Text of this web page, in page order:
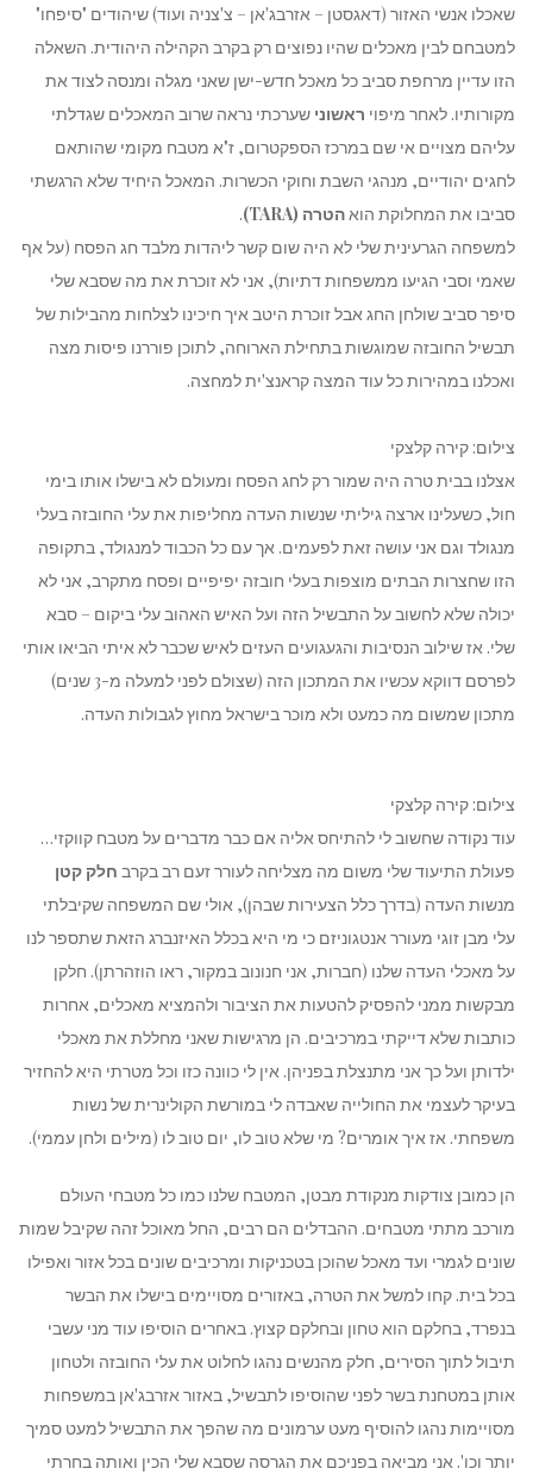
שאכלו אנשי האזור (דאגסטן – אזרבג'אן – צ'צניה ועוד) שיהודים "סיפחו"
למטבחם לבין מאכלים שהיו נפוצים רק בקרב הקהילה היהודית. השאלה
הזו עדיין מרחפת סביב כל מאכל חדש-ישן שאני מגלה ומנסה לצוד את
מקורותיו. לאחר מיפוי ראשוני שערכתי נראה שרוב המאכלים שגדלתי
עליהם מצויים אי שם במרכז הספקטרום, ז"א מטבח מקומי שהותאם
לחגים יהודיים, מנהגי השבת וחוקי הכשרות. המאכל היחיד שלא הרגשתי
סביבו את המחלוקת הואהטרה (TARA)
.
למשפחה הגרעינית שלי לא היה שום קשר ליהדות מלבד חג הפסח (על אף
שאמי וסבי הגיעו ממשפחות דתיות), אני לא זוכרת את מה שסבא שלי
סיפר סביב שולחן החג אבל זוכרת היטב איך חיכינו לצלחות מהבילות של
תבשיל החובזה שמוגשות בתחילת הארוחה, לתוכן פוררנו פיסות מצה
ואכלנו במהירות כל עוד המצה קראנצ'ית למחצה.
צילום: קירה קלצקי
אצלנו בבית טרה היה שמור רק לחג הפסח ומעולם לא בישלו אותו בימי
חול, כשעלינו ארצה גיליתי שנשות העדה מחליפות את עלי החובזה בעלי
מנגולד וגם אני עושה זאת לפעמים. אך עם כל הכבוד למנגולד, בתקופה
הזו שחצרות הבתים מוצפות בעלי חובזה יפיפיים ופסח מתקרב, אני לא
יכולה שלא לחשוב על התבשיל הזה ועל האיש האהוב עלי ביקום – סבא
שלי. אז שילוב הנסיבות והגעגועים העזים לאיש שכבר לא איתי הביאו אותי
לפרסם דווקא עכשיו את המתכון הזה (שצולם לפני למעלה מ-3 שנים)
מתכון שמשום מה כמעט ולא מוכר בישראל מחוץ לגבולות העדה.
צילום: קירה קלצקי
עוד נקודה שחשוב לי להתיחס אליה אם כבר מדברים על מטבח קווקזי…
פעולת התיעוד שלי משום מה מצליחה לעורר זעם רב בקרב חלק קטן
מנשות העדה (בדרך כלל הצעירות שבהן), אולי שם המשפחה שקיבלתי
עלי מבן זוגי מעורר אנטגוניזם כי מי היא בכלל האיזנברג הזאת שתספר לנו
על מאכלי העדה שלנו (חברות, אני חנונוב במקור, ראו הוזהרתן). חלקן
מבקשות ממני להפסיק להטעות את הציבור ולהמציא מאכלים, אחרות
כותבות שלא דייקתי במרכיבים. הן מרגישות שאני מחללת את מאכלי
ילדותן ועל כך אני מתנצלת בפניהן. אין לי כוונה כזו וכל מטרתי היא להחזיר
בעיקר לעצמי את החולייה שאבדה לי במורשת הקולינרית של נשות
משפחתי. אז איך אומרים? מי שלא טוב לו, יום טוב לו (מילים ולחן עממי).
הן כמובן צודקות מנקודת מבטן, המטבח שלנו כמו כל מטבחי העולם
מורכב מתתי מטבחים. ההבדלים הם רבים, החל מאוכל זהה שקיבל שמות
שונים לגמרי ועד מאכל שהוכן בטכניקות ומרכיבים שונים בכל אזור ואפילו
בכל בית. קחו למשל את הטרה, באזורים מסויימים בישלו את הבשר
בנפרד, בחלקם הוא טחון ובחלקם קצוץ. באחרים הוסיפו עוד מני עשבי
תיבול לתוך הסירים, חלק מהנשים נהגו לחלוט את עלי החובזה ולטחון
אותן במטחנת בשר לפני שהוסיפו לתבשיל, באזור אזרבג'אן במשפחות
מסויימות נהגו להוסיף מעט ערמונים מה שהפך את התבשיל למעט סמיך
יותר וכו'. אני מביאה בפניכם את הגרסה שסבא שלי הכין ואותה בחרתי